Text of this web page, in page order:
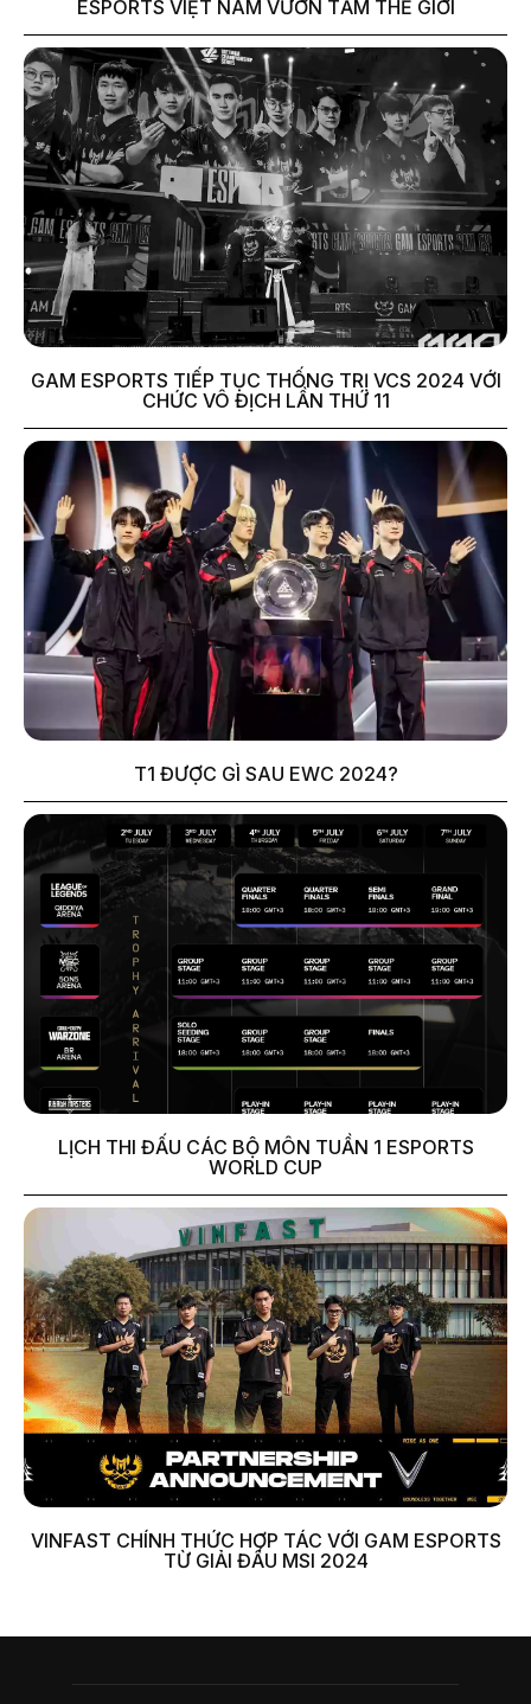
ESPORTS VIỆT NAM VƯƠN TẦM THẾ GIỚI
GAM ESPORTS TIẾP TỤC THỐNG TRỊ VCS 2024 VỚI
CHỨC VÔ ĐỊCH LẦN THỨ 11
T1 ĐƯỢC GÌ SAU EWC 2024?
LỊCH THI ĐẤU CÁC BỘ MÔN TUẦN 1 ESPORTS
WORLD CUP
VINFAST CHÍNH THỨC HỢP TÁC VỚI GAM ESPORTS
TỪ GIẢI ĐẤU MSI 2024